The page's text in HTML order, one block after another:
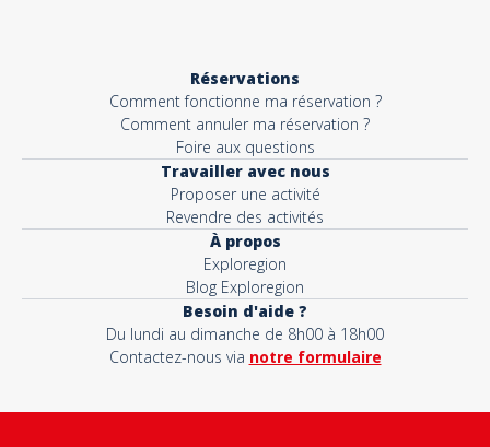
Réservations
Comment fonctionne ma réservation ?
Comment annuler ma réservation ?
Foire aux questions
Travailler avec nous
Proposer une activité
Revendre des activités
À propos
Exploregion
Blog Exploregion
Besoin d'aide ?
Du lundi au dimanche de 8h00 à 18h00
Contactez-nous via notre formulaire